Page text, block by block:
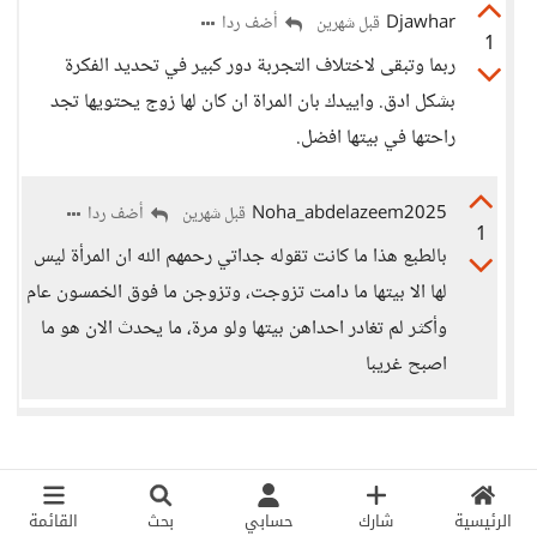
الرئيسية شارك حسابي بحث القائمة
1
Djawhar قبل شهرين أضف ردا
ربما وتبقى لاختلاف التجربة دور كبير في تحديد الفكرة
بشكل ادق. واييدك بان المراة ان كان لها زوج يحتويها تجد
راحتها في بيتها افضل.
1
Noha_abdelazeem2025 قبل شهرين أضف ردا
بالطبع هذا ما كانت تقوله جداتي رحمهم الله ان المرأة ليس
لها الا بيتها ما دامت تزوجت، وتزوجن ما فوق الخمسون عام
وأكثر لم تغادر احداهن بيتها ولو مرة، ما يحدث الان هو ما
اصبح غريبا